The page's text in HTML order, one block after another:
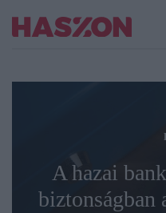
A hazai
biztonságban